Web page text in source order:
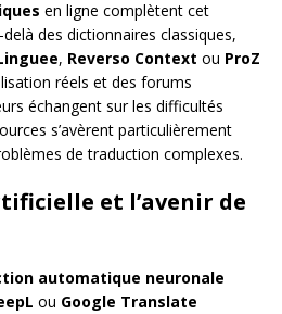
en ligne complètent cet
des dictionnaires classiques,
, Reverso Context ou ProZ
réels et des forums
échangent sur les difficultés
s’avèrent particulièrement
de traduction complexes.
et l’avenir de
automatique neuronale
ou Google Translate